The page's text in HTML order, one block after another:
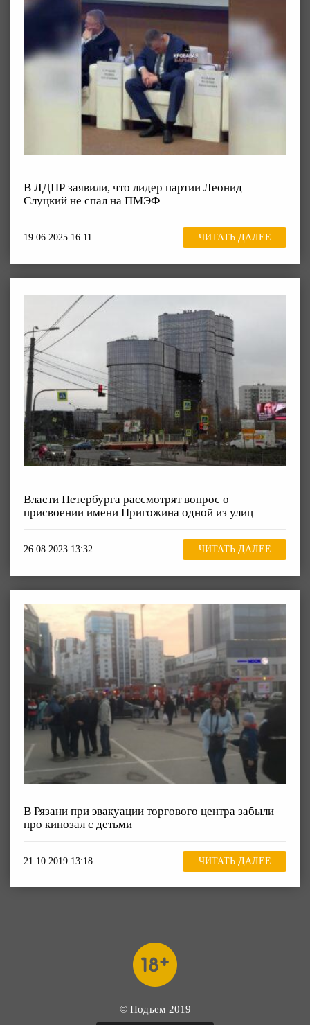
В ЛДПР заявили, что лидер партии Леонид
Слуцкий не спал на ПМЭФ
19.06.2025 16:11 ЧИТАТЬ ДАЛЕЕ
Власти Петербурга рассмотрят вопрос о
присвоении имени Пригожина одной из улиц
26.08.2023 13:32 ЧИТАТЬ ДАЛЕЕ
В Рязани при эвакуации торгового центра забыли
про кинозал с детьми
21.10.2019 13:18 ЧИТАТЬ ДАЛЕЕ
© Подъем 2019